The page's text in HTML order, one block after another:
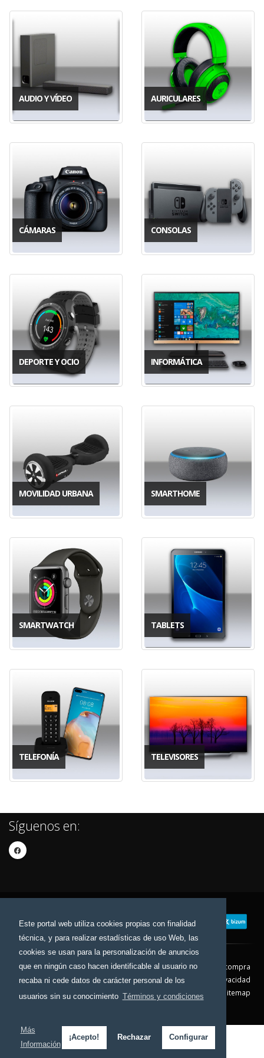
Este portal web utiliza cookies propias con finalidad
técnica, y para realizar estadísticas de uso Web, las
cookies se usan para la personalización de anuncios
que en ningún caso hacen identificable al usuario no
recaba ni cede datos de carácter personal de los
usuarios sin su conocimiento Términos y condiciones
Más
Información
¡Acepto! Rechazar Configurar
AUDIO Y VÍDEO AURICULARES
CÁMARAS CONSOLAS
DEPORTE Y OCIO INFORMÁTICA
MOVILIDAD URBANA SMARTHOME
SMARTWATCH TABLETS
TELEFONÍA TELEVISORES
Síguenos en:
Contacto Aviso Legal
Condiciones de compra
Política de envíos
Política de devolución
Política de Privacidad
Política de Cookies
Sitemap